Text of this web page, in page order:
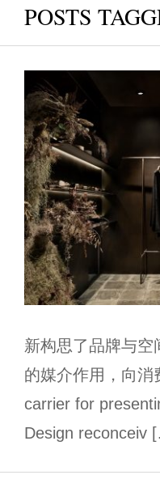
POSTS
新构思了品牌与
的媒介作用，向
carrier for
Design reconceiv